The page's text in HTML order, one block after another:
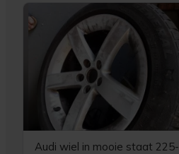
Audi wiel in mooie staat 225-